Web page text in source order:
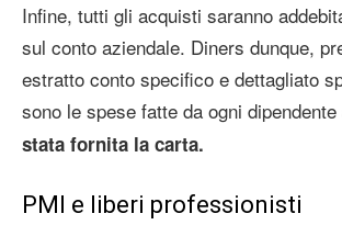
Infine, tutti gli acquisti saranno
sul conto aziendale. Diners dunque,
estratto conto specifico e dettagliato
sono le spese fatte da ogni dipendente
stata fornita la carta.
PMI e liberi professionisti